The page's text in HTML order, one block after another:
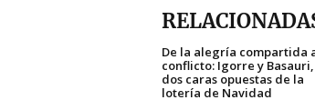
De la alegría compartida
conflicto: Igorre y Basauri,
dos caras opuestas de la
lotería de Navidad